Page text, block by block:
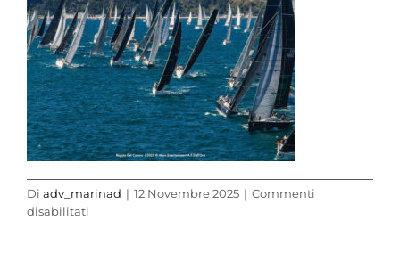
Di adv_marinad | 12 Novembre 2025 | Commenti
disabilitati
RDC-